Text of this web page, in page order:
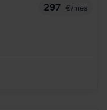
297
€/mes